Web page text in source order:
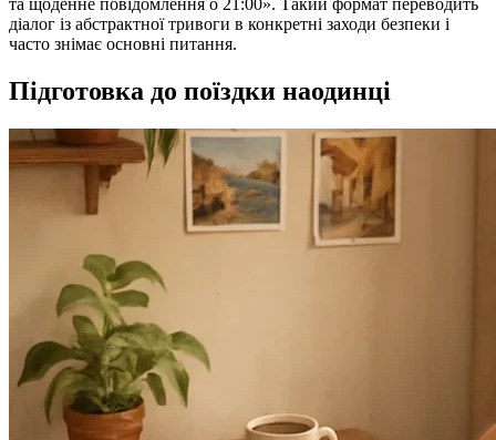
та щоденне повідомлення о 21:00». Такий формат переводить
діалог із абстрактної тривоги в конкретні заходи безпеки і
часто знімає основні питання.
Підготовка до поїздки наодинці